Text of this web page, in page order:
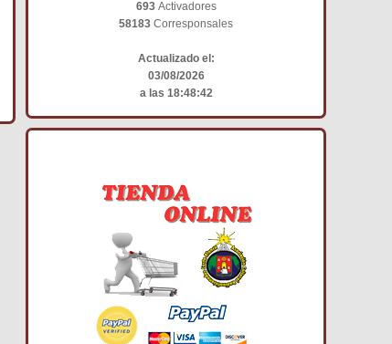
693Activadores
58183 Corresponsales
Actualizado el:
03/08/2026
a las 18:48:42